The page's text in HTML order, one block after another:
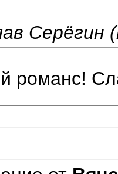
Серёгин
романс!